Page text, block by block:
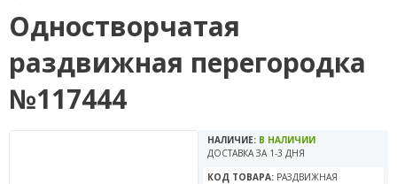
Одностворчатая
раздвижная перегородка
№117444
НАЛИЧИЕ: В НАЛИЧИИ
ДОСТАВКА ЗА 1-3 ДНЯ
КОД ТОВАРА: РАЗДВИЖНАЯ